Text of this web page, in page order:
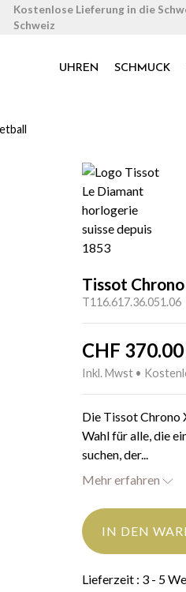
Kostenlose Lieferung in die
Schweiz
UHREN SCHMUCK
Tissot
T116.617.36.051.06
CHF 370.00
Inkl. Mwst •
Die Tissot Chrono
Wahl für alle, die
suchen, der...
Mehr erfahren
IN DEN
Lieferzeit : 3 - 5